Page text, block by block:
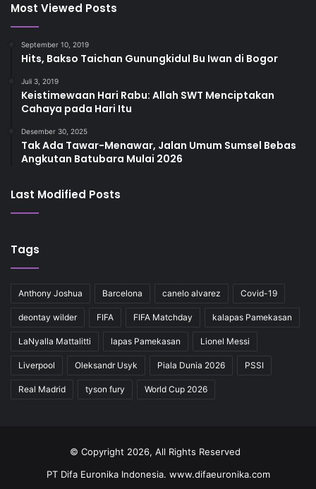
Most Viewed Posts
September 10, 2019
Hits, Bakso Taichan Gunungkidul Bu Iwan di Bogor
Juli 3, 2019
Keistimewaan Hari Rabu: Allah SWT Menciptakan
Cahaya pada Hari Itu
Desember 30, 2025
Tak Ada Tawar-Menawar, Jalan Umum Sumsel Bebas
Angkutan Batubara Mulai 2026
Last Modified Posts
Tags
Anthony Joshua Barcelona canelo alvarez Covid-19
deontay wilder FIFA FIFA Matchday kalapas Pamekasan
LaNyalla Mattalitti lapas Pamekasan Lionel Messi
Liverpool Oleksandr Usyk Piala Dunia 2026 PSSI
Real Madrid tyson fury World Cup 2026
© Copyright 2026, All Rights Reserved
PT Difa Euronika Indonesia. www.difaeuronika.com